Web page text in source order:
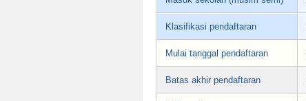
Klasifikasi pendaftaran
Mulai tanggal pendaftaran
Batas akhir pendaftaran